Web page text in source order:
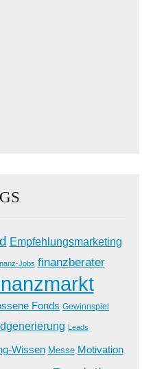
Empfehlungsmarketing
Jobs finanzberater
Fonds Gewinnspiel
Leads
Wissen Messe Motivation